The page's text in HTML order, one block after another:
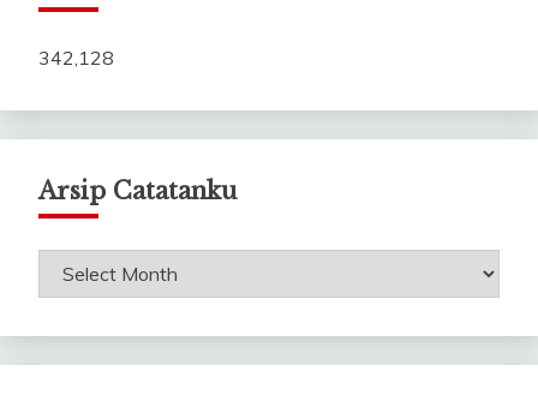
342,128
Arsip Catatanku
Arsip